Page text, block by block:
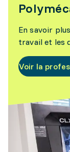
En savoir
travail et les
Voir la